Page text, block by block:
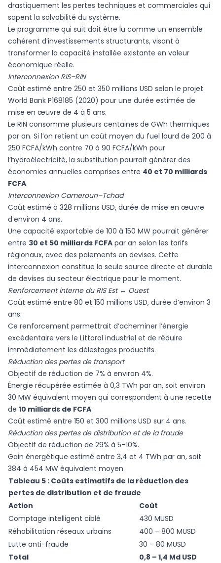
drastiquement les pertes techniques et commerciales qui
sapent la solvabilité du système.
Le programme qui suit doit être lu comme un ensemble
cohérent d’investissements structurants, visant à
transformer la capacité installée existante en valeur
économique réelle.
Interconnexion RIS–RIN
Coût estimé entre 250 et 350 millions USD selon le projet
World Bank P168185 (2020) pour une durée estimée de
mise en œuvre de 4 à 5 ans.
Le RIN consomme plusieurs centaines de GWh thermiques
par an. Si l’on retient un coût moyen du fuel lourd de 200 à
250 FCFA/kWh contre 70 à 90 FCFA/kWh pour
l’hydroélectricité, la substitution pourrait générer des
économies annuelles comprises entre 40 et 70 milliards
FCFA.
Interconnexion Cameroun–Tchad
Coût estimé à 328 millions USD, durée de mise en œuvre
d’environ 4 ans.
Une capacité exportable de 100 à 150 MW pourrait générer
entre 30 et 50 milliards FCFA par an selon les tarifs
régionaux, avec des paiements en devises. Cette
interconnexion constitue la seule source directe et durable
de devises du secteur électrique pour le moment.
Renforcement interne du RIS Est ↔ Ouest
Coût estimé entre 80 et 150 millions USD, durée d’environ 3
ans.
Ce renforcement permettrait d’acheminer l’énergie
excédentaire vers le Littoral industriel et de réduire
immédiatement les délestages productifs.
Réduction des pertes de transport
Objectif de réduction de 7% à environ 4%.
Énergie récupérée estimée à 0,3 TWh par an, soit environ
30 MW équivalent moyen qui correspondent à une recette
de 10 milliards de FCFA.
Coût estimé entre 150 et 300 millions USD sur 4 ans.
Réduction des pertes de distribution et de la fraude
Objectif de réduction de 29% à 5–10%.
Gain énergétique estimé entre 3,4 et 4 TWh par an, soit
384 à 454 MW équivalent moyen.
Tableau 5 : Coûts estimatifs de la réduction des
pertes de distribution et de fraude
Action
Coût
Comptage intelligent ciblé
430 MUSD
Réhabilitation réseaux urbains
400 – 800 MUSD
Lutte anti-fraude
30 – 80 MUSD
Total
0,8 – 1,4 Md USD